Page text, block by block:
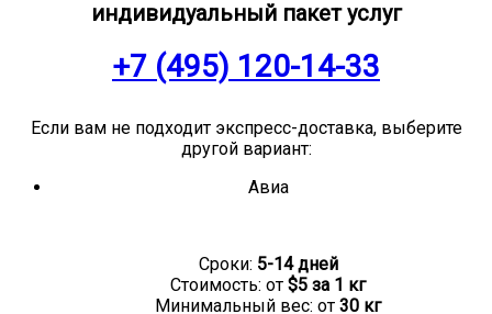
индивидуальный пакет услуг
+7 (495) 120-14-33
Если вам не подходит экспресс-доставка, выберите
другой вариант:
Авиа
Сроки: 5-14 дней
Стоимость: от $5 за 1 кг
Минимальный вес: от 30 кг